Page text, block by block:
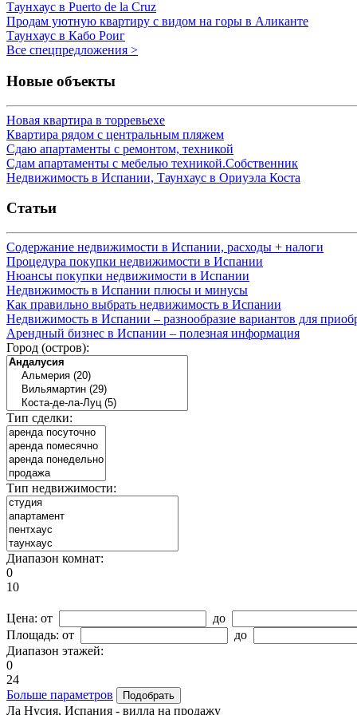
Таунхаус в Puerto de la Cruz
Продам уютную квартиру с видом на горы в Аликанте
Таунхаус в Кабо Роиг
Все спецпредложения >
Новые объекты
Новая квартира в торревьехе
Квартира рядом с центральным пляжем
Сдаю апартаменты с ремонтом, техникой
Сдам апартаменты с мебелью техникой.Собственник
Недвижимость в Испании, Таунхаус в Ориуэла Коста
Статьи
Содержание недвижимости в Испании, расходы + налоги
Процедура покупки недвижимости в Испании
Нюансы покупки недвижимости в Испании
Недвижимость в Испании плюсы и минусы
Как правильно выбрать недвижимость в Испании
Недвижимость в Испании – разнообразие вариантов для
Арендный бизнес в Испании – полезная информация
Город (остров):
Тип сделки:
Тип недвижимости:
Диапазон комнат:
0
10
Цена: от до
Площадь: от
до
Диапазон этажей:
0
24
Больше параметров
Ла Нусия, Испания - вилла на продажу